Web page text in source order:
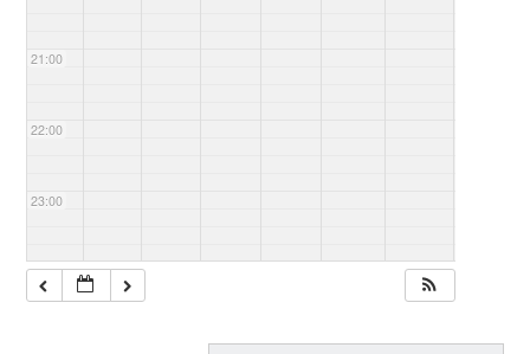
21:00
22:00
23:00